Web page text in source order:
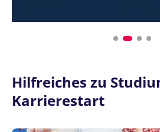
Hilfreiches zu
Karrierestart